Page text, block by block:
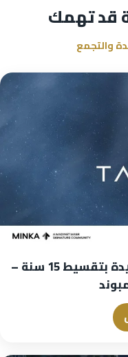
قد تهمك
والتجمع
كمبوند طلالة هليوبوليس الجديدة بتقسيط 15 سنة –